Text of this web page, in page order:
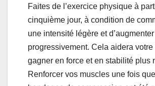
Faites de l’exercice physique à
cinquième jour, à condition de
une intensité légère et d’augmenter
progressivement. Cela aidera votre
gagner en force et en stabilité plus
Renforcer vos muscles une fois